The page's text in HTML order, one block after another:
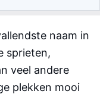
naam in
sprieten,
veel andere
plekken mooi